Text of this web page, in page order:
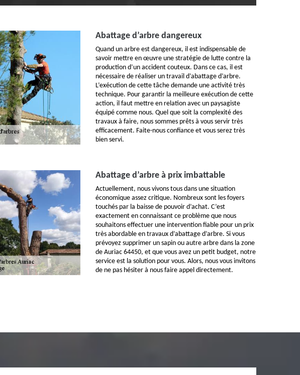
Abattage d’arbre dangereux
Quand un arbre est dangereux, il est indispensable de
savoir mettre en œuvre une stratégie de lutte contre la
production d’un accident couteux. Dans ce cas, il est
nécessaire de réaliser un travail d’abattage d’arbre.
L’exécution de cette tâche demande une activité très
technique. Pour garantir la meilleure exécution de cette
action, il faut mettre en relation avec un paysagiste
équipé comme nous. Quel que soit la complexité des
travaux à faire, nous sommes prêts à vous servir très
efficacement. Faite-nous confiance et vous serez très
bien servi.
Abattage d’arbre à prix imbattable
Actuellement, nous vivons tous dans une situation
économique assez critique. Nombreux sont les foyers
touchés par la baisse de pouvoir d’achat. C’est
exactement en connaissant ce problème que nous
souhaitons effectuer une intervention fiable pour un prix
très abordable en travaux d’abattage d’arbre. Si vous
prévoyez supprimer un sapin ou autre arbre dans la zone
de Auriac 64450, et que vous avez un petit budget, notre
service est la solution pour vous. Alors, nous vous invitons
de ne pas hésiter à nous faire appel directement.